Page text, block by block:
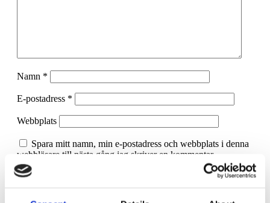
Namn *
E-postadress *
Webbplats
Spara mitt namn, min e-postadress och webbplats i denna
webbläsare till nästa gång jag skriver en kommentar.